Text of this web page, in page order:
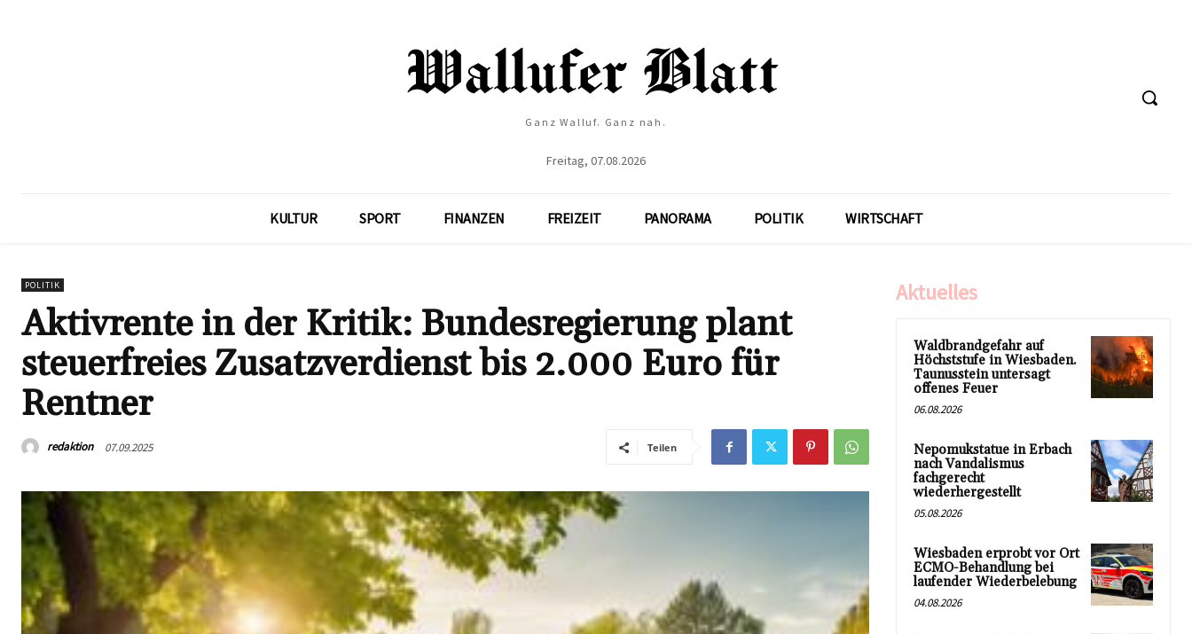
Ganz Walluf. Ganz nah.
Freitag, 07.08.2026
KULTUR SPORT FINANZEN FREIZEIT PANORAMA POLITIK WIRTSCHAFT
POLITIK
Aktivrente in der Kritik: Bundesregierung plant
steuerfreies Zusatzverdienst bis 2.000 Euro für
Rentner
redaktion 07.09.2025 Teilen
Aktuelles
Waldbrandgefahr auf
Höchststufe in Wiesbaden.
Taunusstein untersagt
offenes Feuer
06.08.2026
Nepomukstatue in Erbach
nach Vandalismus
fachgerecht
wiederhergestellt
05.08.2026
Wiesbaden erprobt vor Ort
ECMO-Behandlung bei
laufender Wiederbelebung
04.08.2026